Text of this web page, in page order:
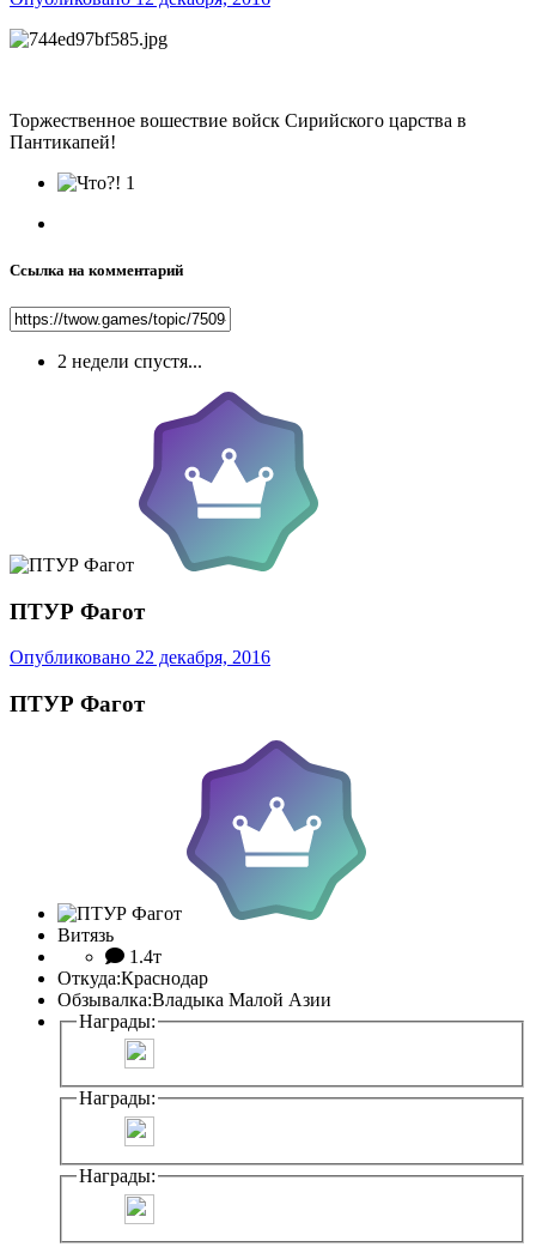
Торжественное вошествие войск Сирийского царства в
Пантикапей!
1
Ссылка на комментарий
2 недели спустя...
ПТУР Фагот
Опубликовано 22 декабря, 2016
ПТУР Фагот
Витязь
1.4т
Откуда:Краснодар
Обзывалка:Владыка Малой Азии
Награды:
Награды:
Награды: